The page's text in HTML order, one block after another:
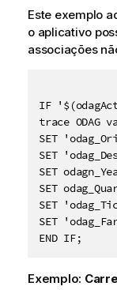
Este exemplo
o aplicativo
associações
IF
trace ODAG
SET
SET
SET
SET
SET
SET
Exemplo: